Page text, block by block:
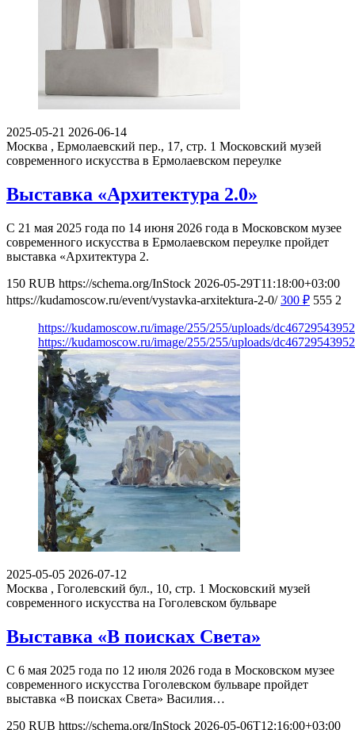
2025-05-21 2026-06-14
Москва , Ермолаевский пер., 17, стр. 1 Московский музей
современного искусства в Ермолаевском переулке
Выставка «Архитектура 2.0»
С 21 мая 2025 года по 14 июня 2026 года в Московском музее
современного искусства в Ермолаевском переулке пройдет
выставка «Архитектура 2.
150 RUB https://schema.org/InStock 2026-05-29T11:18:00+03:00
https://kudamoscow.ru/event/vystavka-arxitektura-2-0/ 300 ₽ 555 2
https://kudamoscow.ru/image/255/255/uploads/
https://kudamoscow.ru/image/255/255/uploads/
2025-05-05 2026-07-12
Москва , Гоголевский бул., 10, стр. 1 Московский музей
современного искусства на Гоголевском бульваре
Выставка «В поисках Света»
С 6 мая 2025 года по 12 июля 2026 года в Московском музее
современного искусства Гоголевском бульваре пройдет
выставка «В поисках Света» Василия…
250 RUB https://schema.org/InStock 2026-05-06T12:16:00+03:00